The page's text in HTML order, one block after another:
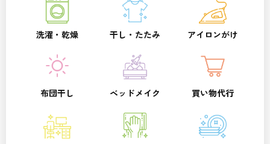
洗濯・乾燥 干し・たたみ アイロンがけ
布団干し ベッドメイク 買い物代行